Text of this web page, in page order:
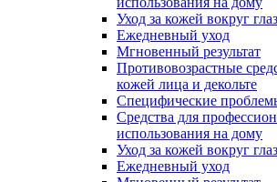
Уход за кожей вокруг глаз
Ежедневный уход
Мгновенный результат
Противовозрастные
кожей лица и декольте
Специфические
Средства для
использования на дому
Уход за кожей вокруг глаз
Ежедневный уход